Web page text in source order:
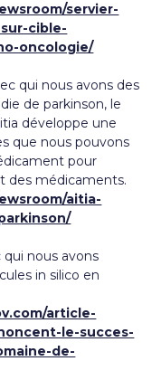
servier-
cible-
oncologie/
qui nous avons des
de parkinson, le
développe une
que nous pouvons
pour
des médicaments.
aitia-
nous avons
in silico en
article-
le-succes-
de-